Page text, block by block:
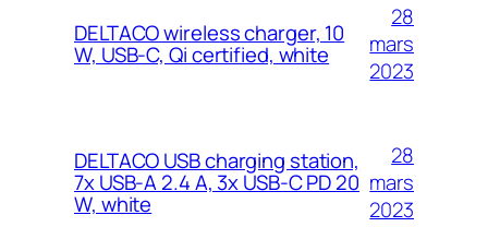
DELTACO wireless charger, 10
W, USB-C, Qi certified, white
28
mars
2023
DELTACO USB charging station,
7x USB-A 2.4 A, 3x USB-C PD 20
W, white
28
mars
2023